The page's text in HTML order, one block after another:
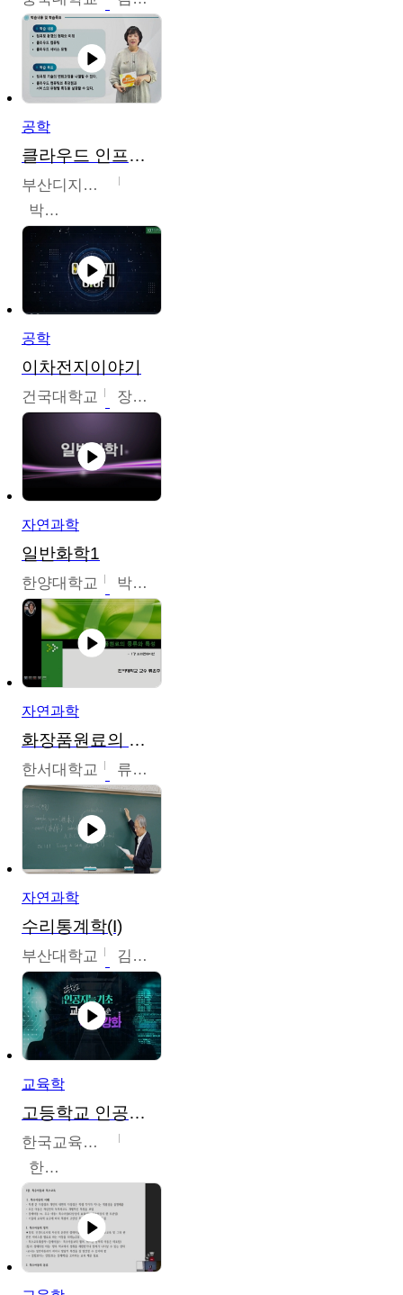
공학
클라우드 인프라 구축 및 활용
부산디지털대학교
박수현
공학
이차전지이야기
건국대학교 장호현
자연과학
일반화학1
한양대학교 박경호
자연과학
화장품원료의 종류와 특성
한서대학교 류은주
자연과학
수리통계학(I)
부산대학교 김충락
교육학
고등학교 인공지능 기초 교수ㆍ학습 역량 강화
한국교육학술정보원
한국교육학술정보원